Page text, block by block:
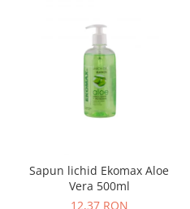
Sapun lichid Ekomax Aloe
Vera 500ml
12,37 RON